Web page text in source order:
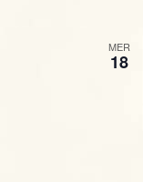
MER
18